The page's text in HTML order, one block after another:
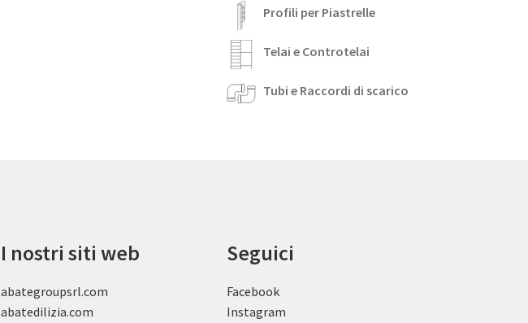
Profili per Piastrelle
Telai e Controtelai
Tubi e Raccordi di scarico
I nostri siti web
abategroupsrl.com
abatedilizia.com
Seguici
Facebook
Instagram